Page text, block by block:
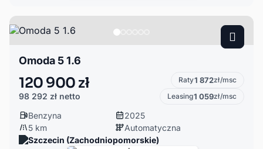
Omoda 5 1.6
120 900 zł
98 292 zł netto
Raty1 872zł/msc
Leasing1 059zł/msc
Benzyna
2025
5 km
Automatyczna
Szczecin (Zachodniopomorskie)